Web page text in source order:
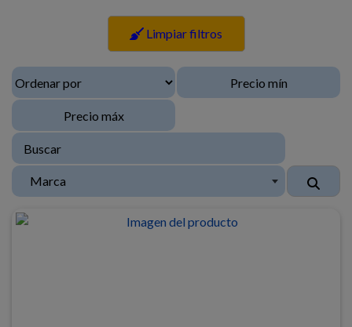
Limpiar filtros
Marca